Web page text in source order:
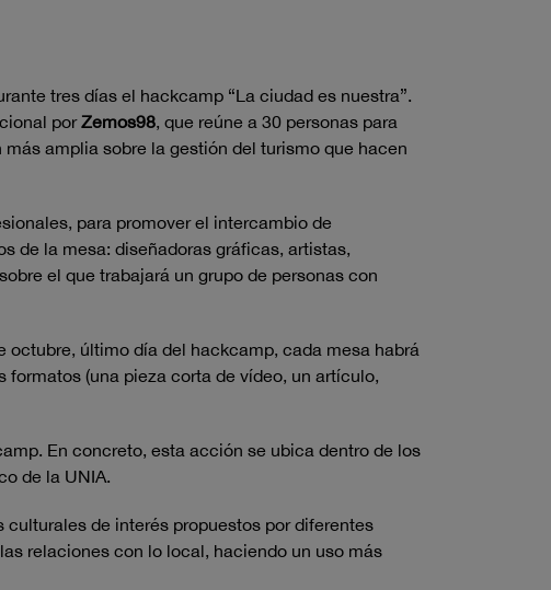
tres días el hackcamp “La ciudad es nuestra”.
porZemos98, que reúne a 30 personas para
amplia sobre la gestión del turismo que hacen
para promover el intercambio de
de la mesa: diseñadoras gráficas, artistas,
el que trabajará un grupo de personas con
último día del hackcamp, cada mesa habrá
(una pieza corta de vídeo, un artículo,
En concreto, esta acción se ubica dentro de los
de la UNIA.
de interés propuestos por diferentes
relaciones con lo local, haciendo un uso más